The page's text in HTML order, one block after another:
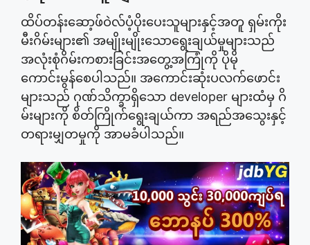
ထိပ်တန်းဆော့ဖ်ဝဲလ်ပံ့ပိုးပေးသူများနှင့်အတူ ရှမ်းကိုး
မီးဂိမ်းများ၏ အမျိုးမျိုးသောရွေးချယ်မှုများသည်
အလုံးစုံဂိမ်းကစားခြင်းအတွေ့အကြုံကို ပိုမို
ကောင်းမွန်စေပါသည်။ အကောင်းဆုံးပလက်ဖောင်း
များသည် ဂုဏ်သိက္ခာရှိသော developer များထံမှ ဂိ
မ်းများကို စိတ်ကြိုက်ရွေးချယ်ကာ အရည်အသွေးနှင့်
တရားမျှတမှုကို အာမခံပါသည်။